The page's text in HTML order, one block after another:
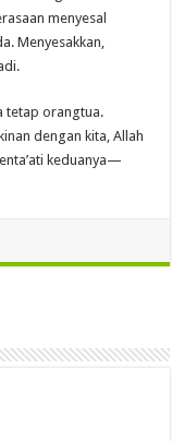
menyesal
Menyesakkan,
tetap orangtua.
dengan kita, Allah
keduanya—